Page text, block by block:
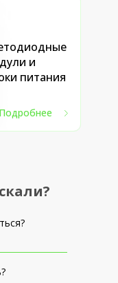
и
питания
Подробнее